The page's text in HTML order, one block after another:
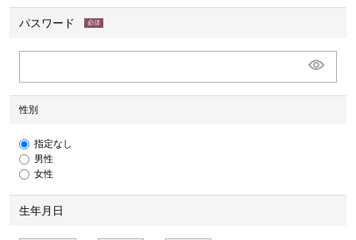
パスワード
性別
指定なし
男性
女性
生年月日